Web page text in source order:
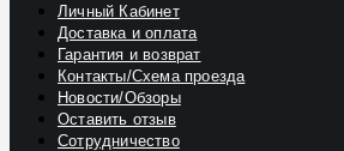
Личный Кабинет
Доставка и оплата
Гарантия и возврат
Контакты/Схема проезда
Новости/Обзоры
Оставить отзыв
Сотрудничество